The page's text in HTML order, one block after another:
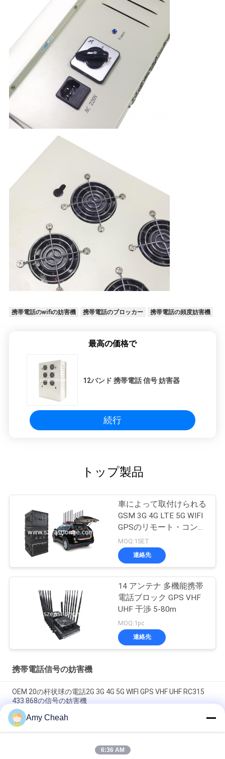
携帯電話のwifiの妨害機 携帯電話のブロッカー 携帯電話の頻度妨害機
最高の価格で
12バンド 携帯電話 信号 妨害器
続行
トップ製品
車によって取付けられる
GSM 3G 4G LTE 5G WIFI
GPSのリモート・コント
ロール携帯電話信号の妨
害機
MOQ:1SET
連絡先
14 アンテナ 多機能携帯
電話ブロック GPS VHF
UHF 干渉 5-80m
MOQ:1pc
連絡先
携帯電話信号の妨害機
OEM 20の杆状球の電話2G 3G 4G 5G WIFI GPS VHF UHF RC315
433 868の信号の妨害機
40W中型力1-50m刑務所のための8つのチャネルの携帯電話信号
の妨害機
屋内全方向性のEllularの電話信号の妨害機33dBm 4Bandのブロ
Amy Cheah
6:36 AM